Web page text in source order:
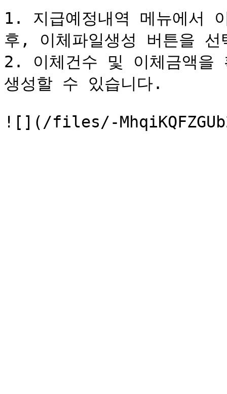
1. 지급예정내역 메뉴에서
후, 이체파일생성 버튼을 선
2. 이체건수 및 이체금액을
생성할 수 있습니다.